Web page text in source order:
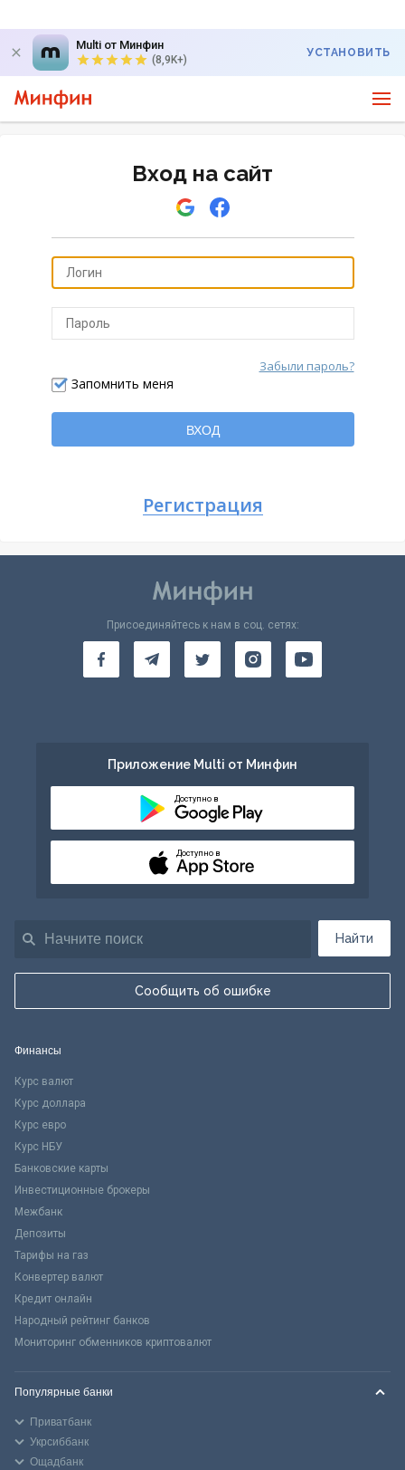
Multi от Минфин
(8,9K+)
УСТАНОВИТЬ
Вход на сайт
Запомнить меня
Забыли пароль?
ВХОД
Регистрация
Найти
Сообщить об ошибке
Присоединяйтесь к нам в соц. сетях:
Приложение Multi от Минфин
Доступно в
Доступно в
Финансы
Курс валют
Курс доллара
Курс евро
Курс НБУ
Банковские карты
Инвестиционные брокеры
Межбанк
Депозиты
Тарифы на газ
Конвертер валют
Кредит онлайн
Народный рейтинг банков
Мониторинг обменников криптовалют
Популярные банки
Приватбанк
Укрсиббанк
Ощадбанк